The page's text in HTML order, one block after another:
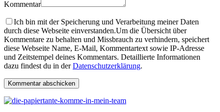
Kommentar
Ich bin mit der Speicherung und Verarbeitung meiner Daten
durch diese Webseite einverstanden.Um die Übersicht über
Kommentare zu behalten und Missbrauch zu verhindern, speichert
diese Webseite Name, E-Mail, Kommentartext sowie IP-Adresse
und Zeitstempel deines Kommentars. Detaillierte Informationen
dazu findest du in derDatenschutzerklärung.